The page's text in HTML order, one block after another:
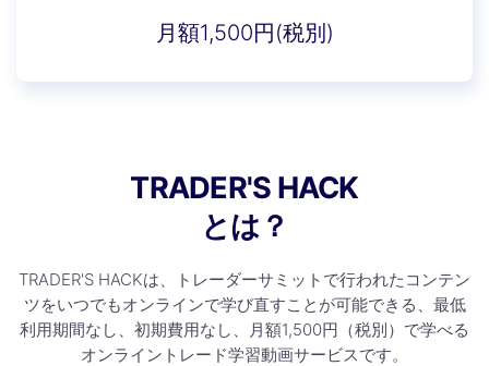
月額1,500円(税別)
TRADER'S HACK
とは？
TRADER'S HACKは、トレーダーサミットで行われたコンテン
ツをいつでもオンラインで学び直すことが可能できる、最低
利用期間なし、初期費用なし、月額1,500円（税別）で学べる
オンライントレード学習動画サービスです。